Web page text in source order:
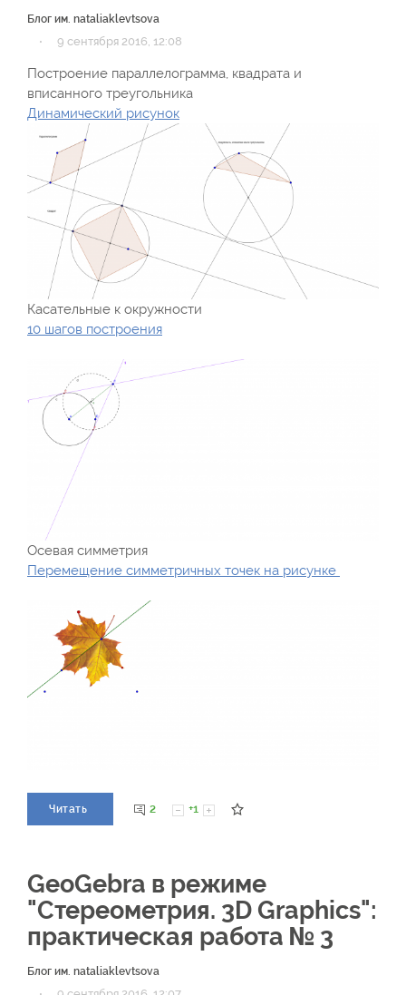
Блог им. nataliaklevtsova
· 9 сентября 2016, 12:08
Построение параллелограмма, квадрата и
вписанного треугольника
Динамический рисунок
Касательные к окружности
10 шагов построения
Осевая симметрия
Перемещение симметричных точек на рисунке
Читать 2 +1
GeoGebra в режиме
"Стереометрия. 3D Graphics":
практическая работа № 3
Блог им. nataliaklevtsova